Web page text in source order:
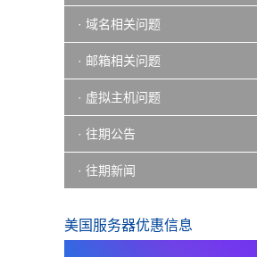
· 域名相关问题
· 邮箱相关问题
· 虚拟主机问题
· 往期公告
· 往期新闻
美国服务器优惠信息